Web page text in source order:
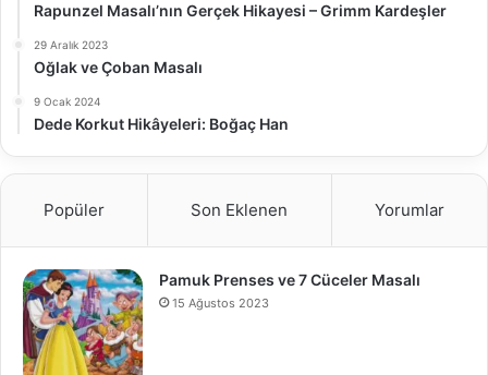
Rapunzel Masalı’nın Gerçek Hikayesi – Grimm Kardeşler
29 Aralık 2023
Oğlak ve Çoban Masalı
9 Ocak 2024
Dede Korkut Hikâyeleri: Boğaç Han
Popüler Son Eklenen Yorumlar
Pamuk Prenses ve 7 Cüceler Masalı
15 Ağustos 2023